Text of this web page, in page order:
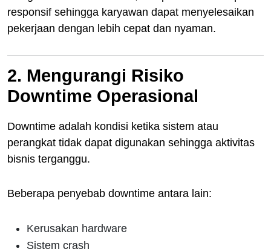
responsif sehingga karyawan dapat menyelesaikan
pekerjaan dengan lebih cepat dan nyaman.
2. Mengurangi Risiko
Downtime Operasional
Downtime adalah kondisi ketika sistem atau
perangkat tidak dapat digunakan sehingga aktivitas
bisnis terganggu.
Beberapa penyebab downtime antara lain:
Kerusakan hardware
Sistem crash